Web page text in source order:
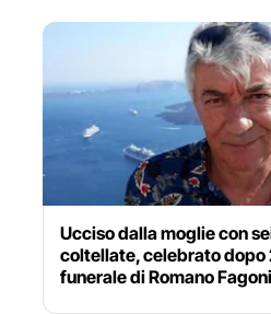
Ucciso dalla moglie con
coltellate, celebrato dopo
funerale di Romano Fagoni